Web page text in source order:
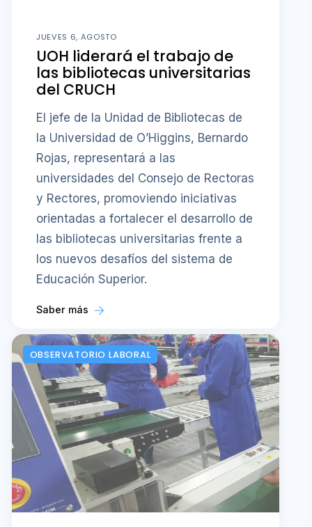
JUEVES 6, AGOSTO
UOH liderará el trabajo de
las bibliotecas universitarias
del CRUCH
El jefe de la Unidad de Bibliotecas de
la Universidad de O’Higgins, Bernardo
Rojas, representará a las
universidades del Consejo de Rectoras
y Rectores, promoviendo iniciativas
orientadas a fortalecer el desarrollo de
las bibliotecas universitarias frente a
los nuevos desafíos del sistema de
Educación Superior.
Saber más
OBSERVATORIO LABORAL